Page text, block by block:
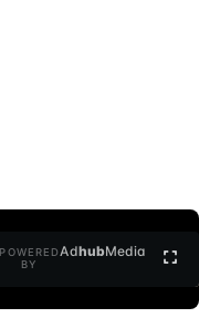
POWERED
BY
AdhubMedia